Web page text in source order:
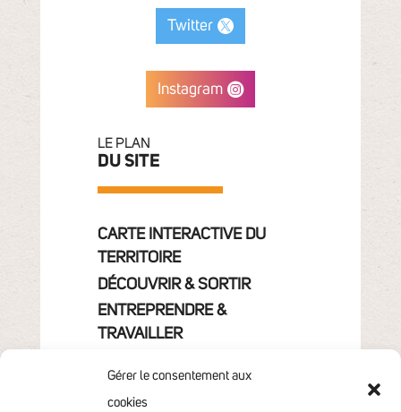
Gérer le consentement aux
cookies
Twitter
Instagram
LE PLAN
DU SITE
CARTE INTERACTIVE DU
TERRITOIRE
DÉCOUVRIR & SORTIR
ENTREPRENDRE &
TRAVAILLER